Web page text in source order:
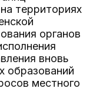
территориях
органов
вновь
образований
местного